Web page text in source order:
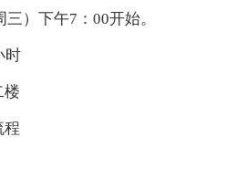
）下午7：00开始。
时
楼
程